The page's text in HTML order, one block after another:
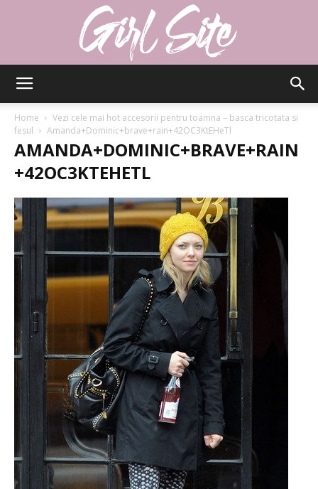
Home
Vezi cele mai hot accesorii pentru toamna – basca tricotata si
fesul
Amanda+Dominic+brave+rain+42OC3KtEHeTl
AMANDA+DOMINIC+BRAVE+RAIN
+42OC3KTEHETL